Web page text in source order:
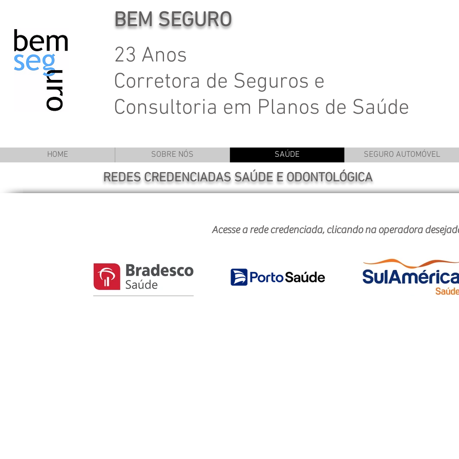
BEM SEGURO
23 Anos
Corretora de Seguros e
Consultoria em Planos de Saúde
HOME SOBRE NÓS SAÚDE SEGURO AUTOMÓVEL
REDES CREDENCIADAS SAÚDE E ODONTOLÓGICA
Acesse a rede credenciada, clicando na operadora